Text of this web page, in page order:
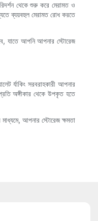
থেকে শুরু করে মেরামত ও
ব্যয়বহুল মেরামত রোধ করতে
যাতে আপনি আপনার স্টোরেজ
র্যাকিং সরবরাহকারী আপনার
অঙ্গীকার থেকে উপকৃত হতে
মাধ্যমে, আপনার স্টোরেজ ক্ষমতা